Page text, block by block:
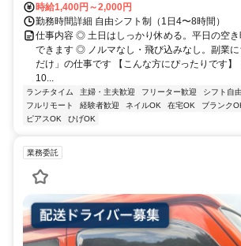
時給1,400円～2,000円
勤務時間詳細 自由シフト制（1日4〜8時間）
仕事内容 ◎ 土日はしっかり休める。平日の空
できます ◎ ノルマなし・飛び込みなし。副業
だけ」の仕事です 【こんな方にぴったりです】
10...
ランチタイム 主婦・主夫歓迎 フリーター歓迎 シフト自由
フルリモート
経験者歓迎 ネイルOK 在宅OK ブランク
ピアスOK
ひげOK
業務委託